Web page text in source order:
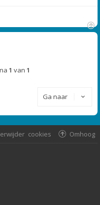
O
1 van 1
Ga naar
Omhoog
cookies